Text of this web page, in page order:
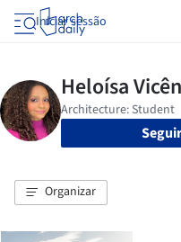
Iniciar sessão
Seguir
Organizar